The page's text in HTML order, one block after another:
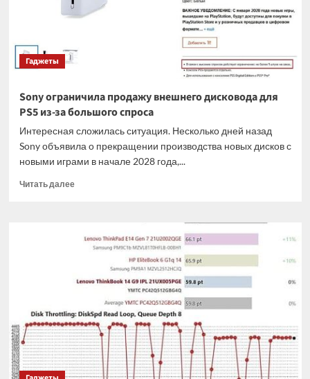
18
увеличенным
Гаджеты
Sony ограничила продажу внешнего дисковода для
PS5 из-за большого спроса
Интересная сложилась ситуация. Несколько дней назад
Sony объявила о прекращении производства новых дисков с
новыми играми в начале 2028 года,...
Читать далееПрочитать
ограничила
продажу
дисковода
для
из-
за
большого
спроса